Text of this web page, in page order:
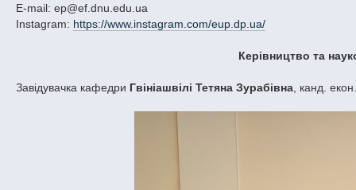
E-mail: ep@ef.dnu.edu.ua
Instagram: https://www.instagram.com/eup.dp.ua/
Керівництво та
Завідувачка кафедри Гвініашвілі Тетяна Зурабівна, канд.